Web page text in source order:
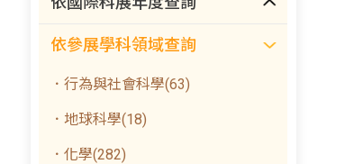
依參展學科領域查詢
．行為與社會科學(63)
．地球科學(18)
．化學(282)